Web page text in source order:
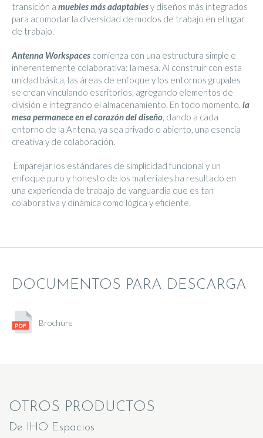
transición a muebles más adaptablesy diseños más integrados
para acomodar la diversidad de modos de trabajo en el lugar
de trabajo.
Antenna Workspaces comienza con una estructura simple e
inherentemente colaborativa: la mesa. Al construir con esta
unidad básica, las áreas de enfoque y los entornos grupales
se crean vinculando escritorios, agregando elementos de
división e integrando el almacenamiento. En todo momento, la
mesa permanece en el corazón del diseño , dando a cada
entorno de la Antena, ya sea privado o abierto, una esencia
creativa y de colaboración.
Emparejar los estándares de simplicidad funcional y un
enfoque puro y honesto de los materiales ha resultado en
una experiencia de trabajo de vanguardia que es tan
colaborativa y dinámica como lógica y eficiente.
DOCUMENTOS PARA DESCARGA
Brochure
OTROS PRODUCTOS
De IHO Espacios